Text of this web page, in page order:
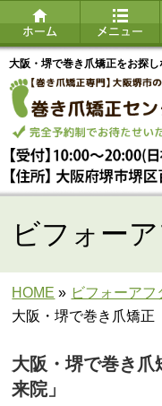
大阪・堺で巻き爪矯正をお探し
ビフォー
HOME » ビフォーアフ
大阪・堺で巻き爪矯正
大阪・堺で巻き爪
来院」